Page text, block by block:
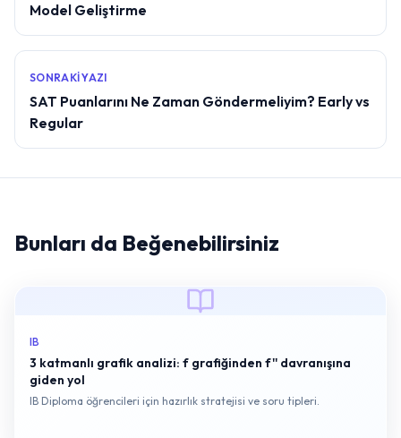
Model Geliştirme
SONRAKI YAZI
SAT Puanlarını Ne Zaman Göndermeliyim? Early vs
Regular
Bunları da Beğenebilirsiniz
IB
3 katmanlı grafik analizi: f grafiğinden f'' davranışına
giden yol
IB Diploma öğrencileri için hazırlık stratejisi ve soru tipleri.